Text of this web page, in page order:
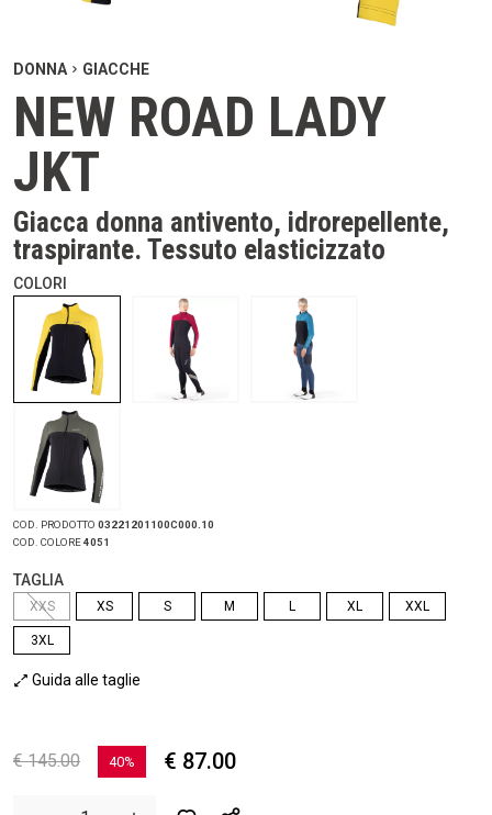
DONNA GIACCHE
NEW ROAD LADY
JKT
Giacca donna antivento, idrorepellente,
traspirante. Tessuto elasticizzato
COLORI
COD. PRODOTTO 03221201100C000.10
COD. COLORE4051
TAGLIA
XXS XS S M L XL XXL
3XL
Guida alle taglie
€ 145.00 40% € 87.00